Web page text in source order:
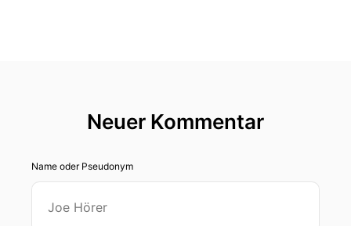
Neuer Kommentar
Name oder Pseudonym